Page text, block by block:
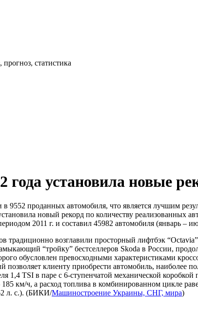
статистика
года установила новые
проданных автомобиля, что является лучшим
новый рекорд по количеству реализованных
2011 г. и составил 45982 автомобиля (январь –
традиционно возглавили просторный лифтбэк
“тройку” бестселлеров Skoda в России,
обусловлен превосходными характеристиками
клиенту приобрести автомобиль, наиболее
1,4 TSI в паре с 6-ступенчатой механической
км/ч, а расход топлива в комбинированном цикле
л. с.). (БИКИ/Машиностроение Украины, СНГ, мира)